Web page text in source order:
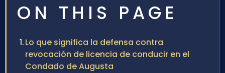
ON THIS PAGE
Lo que significa la defensa contra
revocación de licencia de conducir en el
Condado de Augusta